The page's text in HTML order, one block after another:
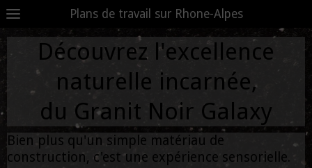
Plans de travail sur Rhone-Alpes
Découvrez l'excellence
naturelle incarnée,
du Granit Noir Galaxy
Bien plus qu'un simple matériau de
construction, c'est une expérience sensorielle.